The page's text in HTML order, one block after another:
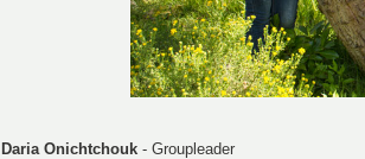
Daria Onichtchouk - Groupleader